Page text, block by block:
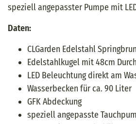
speziell angepasster Pumpe mit
Daten:
CLGarden Edelstahl
Edelstahlkugel mit 48cm
LED Beleuchtung direkt am
Wasserbecken für ca. 90 Liter
GFK Abdeckung
speziell angepasste